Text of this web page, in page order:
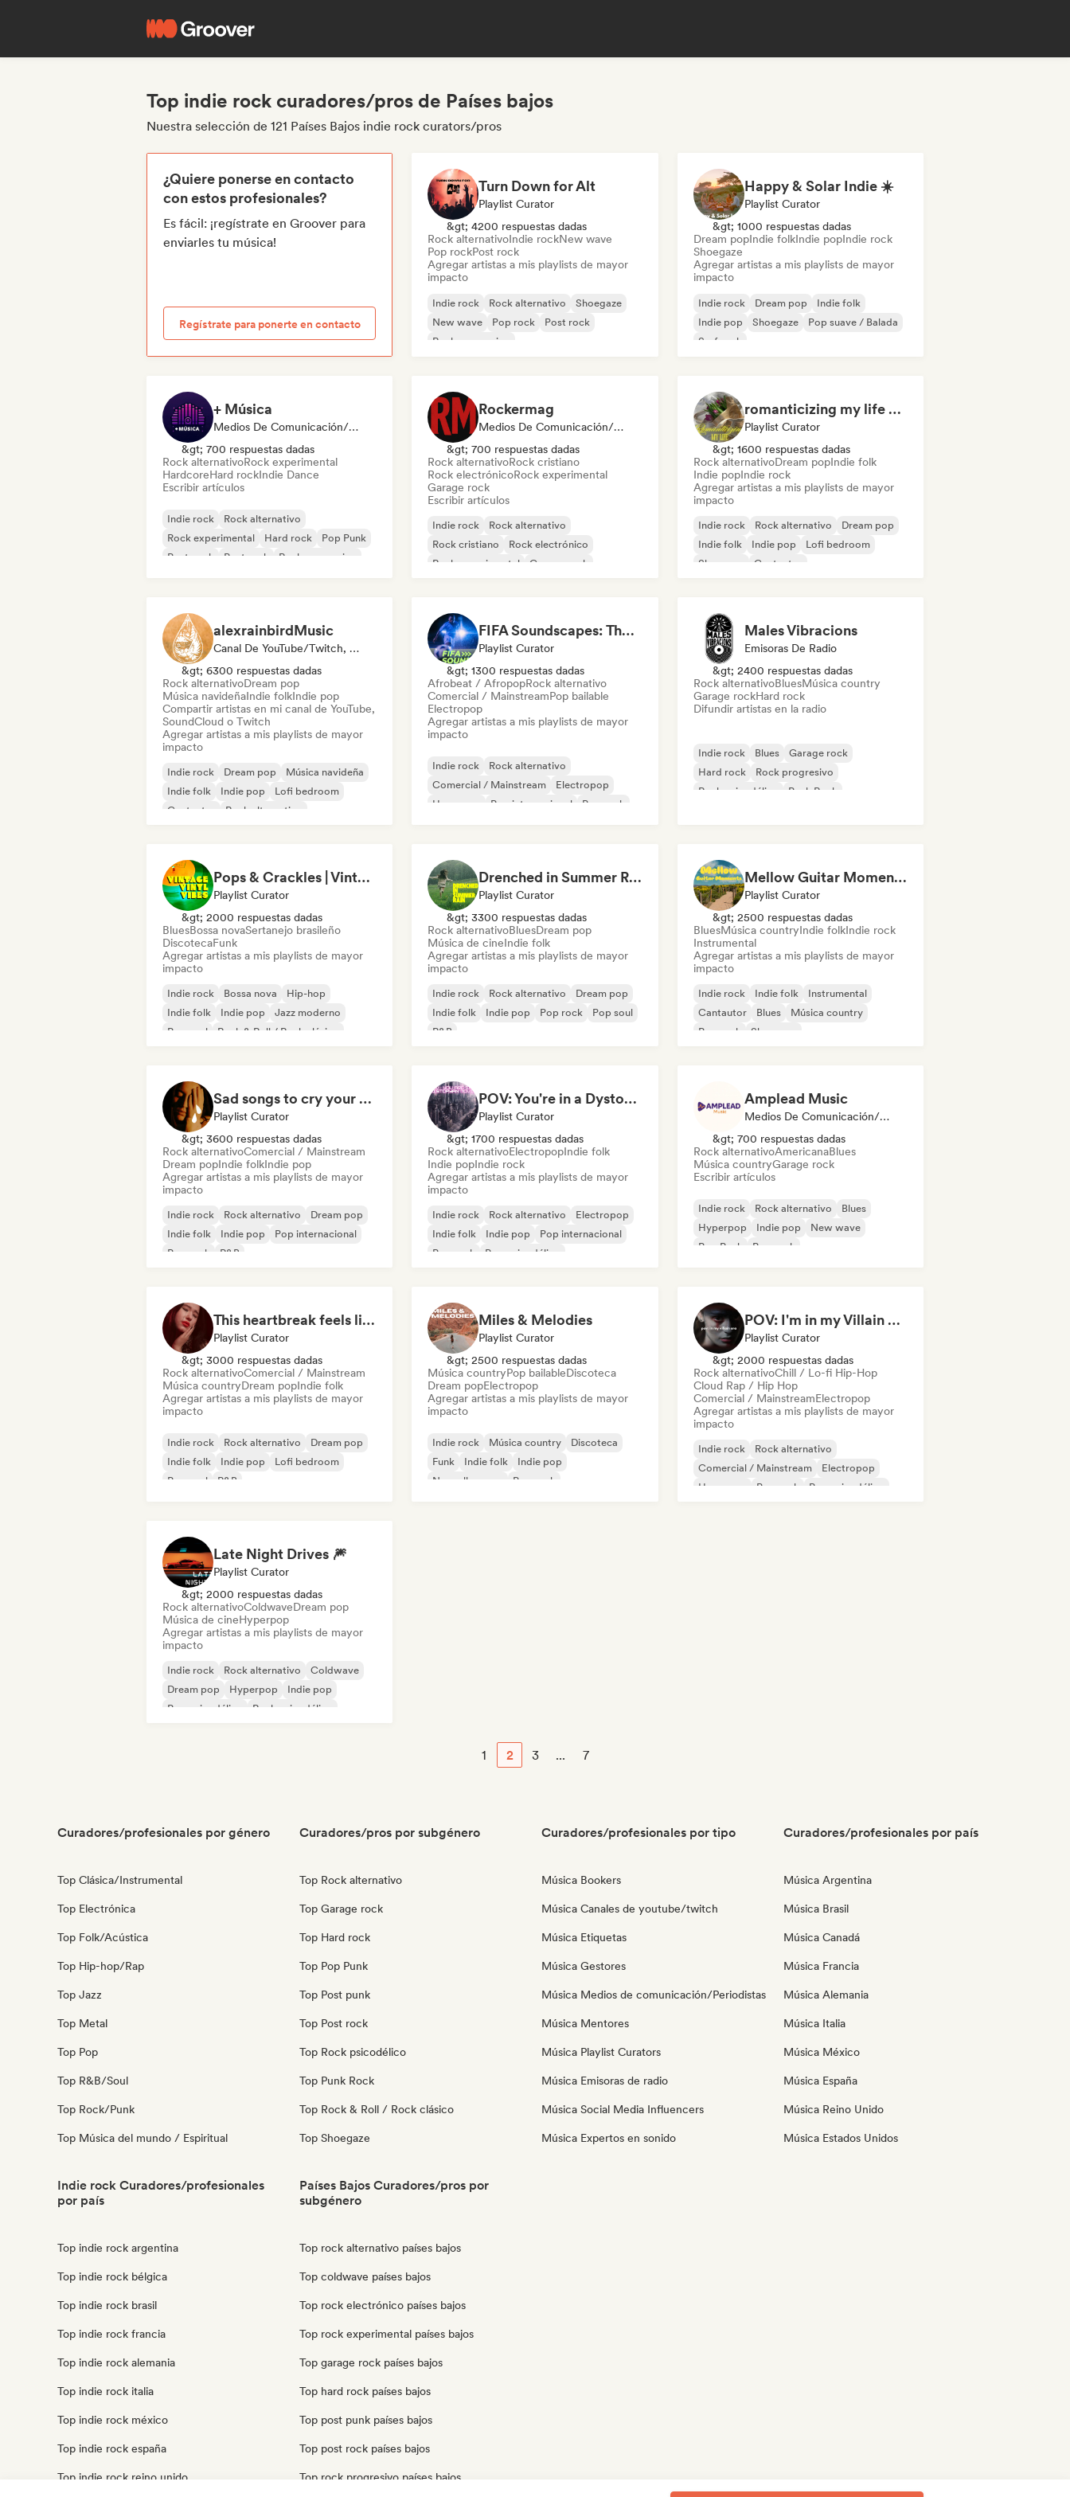
Top indie rock curadores/pros de Países bajos
Nuestra selección de 121 Países Bajos indie rock curators/pros
¿Quiere ponerse en contacto
con estos profesionales?
Es fácil: ¡regístrate en Groover para
enviarles tu música!
Regístrate para ponerte en contacto
Turn Down for Alt
Playlist Curator
&gt; 4200 respuestas dadas
Rock alternativoIndie rockNew wave
Pop rockPost rock
Agregar artistas a mis playlists de mayor
impacto
Indie rock Rock alternativo
Shoegaze
New wave
Pop rock
Post rock
Rock progresivo
Happy & Solar Indie ☀️
Playlist Curator
&gt; 1000 respuestas dadas
Dream popIndie folkIndie popIndie rock
Shoegaze
Agregar artistas a mis playlists de mayor
impacto
Indie rock Dream pop
Indie folk
Indie pop
Shoegaze
Pop suave / Balada
Surf rock
+ Música
Medios De Comunicación/Periodista
&gt; 700 respuestas dadas
Rock alternativoRock experimental
HardcoreHard rockIndie Dance
Escribir artículos
Indie rock
Rock alternativo
Rock experimental
Hard rock
Pop Punk
Post punk
Post rock Rock progresivo
Rockermag
Medios De Comunicación/Periodista
&gt; 700 respuestas dadas
Rock alternativoRock cristiano
Rock electrónicoRock experimental
Garage rock
Escribir artículos
Indie rock
Rock alternativo
Rock cristiano
Rock electrónico
Rock experimental
Garage rock
romanticizing my life 💌🧚‍♀️💗🌨
Playlist Curator
&gt; 1600 respuestas dadas
Rock alternativoDream popIndie folk
Indie popIndie rock
Agregar artistas a mis playlists de mayor
impacto
Indie rock Rock alternativo
Dream pop
Indie folk
Indie pop
Lofi bedroom
Shoegaze
Cantautor
alexrainbirdMusic
Canal De YouTube/Twitch, Playlist Curator
&gt; 6300 respuestas dadas
Rock alternativoDream pop
Música navideñaIndie folkIndie pop
Compartir artistas en mi canal de YouTube,
SoundCloud o Twitch
Agregar artistas a mis playlists de mayor
impacto
Indie rock Dream pop
Música navideña
Indie folk
Indie pop
Lofi bedroom
Cantautor
Rock alternativo
FIFA Soundscapes: The Ultimate Soundtrack ⚽️ Festival Indie, Electropop & Dance Anthems
Playlist Curator
&gt; 1300 respuestas dadas
Afrobeat / AfropopRock alternativo
Comercial / MainstreamPop bailable
Electropop
Agregar artistas a mis playlists de mayor
impacto
Indie rock
Rock alternativo
Comercial / Mainstream
Electropop
Hyperpop
Pop internacional
Pop rock
Males Vibracions
Emisoras De Radio
&gt; 2400 respuestas dadas
Rock alternativoBluesMúsica country
Garage rockHard rock
Difundir artistas en la radio
Indie rock Blues
Garage rock
Hard rock
Rock progresivo
Rock psicodélico
Punk Rock
Pops & Crackles | Vintage Vinyl Vibes
Playlist Curator
&gt; 2000 respuestas dadas
BluesBossa novaSertanejo brasileño
DiscotecaFunk
Agregar artistas a mis playlists de mayor
impacto
Indie rock Bossa nova
Hip-hop
Indie folk
Indie pop
Jazz moderno
Pop soul
Rock & Roll / Rock clásico
Drenched in Summer Rain 🌧️🌴
Playlist Curator
&gt; 3300 respuestas dadas
Rock alternativoBluesDream pop
Música de cineIndie folk
Agregar artistas a mis playlists de mayor
impacto
Indie rock Rock alternativo
Dream pop
Indie folk
Indie pop Pop rock
Pop soul
R&B
Mellow Guitar Moments 🎸 Acoustic Indie Folk & Singer-Songwriter
Playlist Curator
&gt; 2500 respuestas dadas
BluesMúsica countryIndie folkIndie rock
Instrumental
Agregar artistas a mis playlists de mayor
impacto
Indie rock Indie folk
Instrumental
Cantautor
Blues
Música country
Pop rock
Shoegaze
Sad songs to cry your eyes out
Playlist Curator
&gt; 3600 respuestas dadas
Rock alternativoComercial / Mainstream
Dream popIndie folkIndie pop
Agregar artistas a mis playlists de mayor
impacto
Indie rock Rock alternativo
Dream pop
Indie folk
Indie pop
Pop internacional
Pop rock
R&B
POV: You're in a Dystopian Movie
Playlist Curator
&gt; 1700 respuestas dadas
Rock alternativoElectropopIndie folk
Indie popIndie rock
Agregar artistas a mis playlists de mayor
impacto
Indie rock Rock alternativo
Electropop
Indie folk
Indie pop
Pop internacional
Pop rock
Pop psicodélico
Amplead Music
Medios De Comunicación/Periodista
&gt; 700 respuestas dadas
Rock alternativoAmericanaBlues
Música countryGarage rock
Escribir artículos
Indie rock Rock alternativo
Blues
Hyperpop
Indie pop
New wave
Pop Punk
Pop rock
This heartbreak feels like the end of the world
Playlist Curator
&gt; 3000 respuestas dadas
Rock alternativoComercial / Mainstream
Música countryDream popIndie folk
Agregar artistas a mis playlists de mayor
impacto
Indie rock Rock alternativo
Dream pop
Indie folk
Indie pop
Lofi bedroom
Pop soul
R&B
Miles & Melodies
Playlist Curator
&gt; 2500 respuestas dadas
Música countryPop bailableDiscoteca
Dream popElectropop
Agregar artistas a mis playlists de mayor
impacto
Indie rock Música country
Discoteca
Funk
Indie folk
Indie pop
Nouvelle scene
Pop rock
POV: I'm in my Villain Era
Playlist Curator
&gt; 2000 respuestas dadas
Rock alternativoChill / Lo-fi Hip-Hop
Cloud Rap / Hip Hop
Comercial / MainstreamElectropop
Agregar artistas a mis playlists de mayor
impacto
Indie rock
Rock alternativo
Comercial / Mainstream
Electropop
Hyperpop
Pop rock
Pop psicodélico
Late Night Drives 🎆
Playlist Curator
&gt; 2000 respuestas dadas
Rock alternativoColdwaveDream pop
Música de cineHyperpop
Agregar artistas a mis playlists de mayor
impacto
Indie rock Rock alternativo
Coldwave
Dream pop
Hyperpop
Indie pop
Pop psicodélico
Rock psicodélico
1 2 3 ... 7
Curadores/profesionales por género
Top Clásica/Instrumental
Top Electrónica
Top Folk/Acústica
Top Hip-hop/Rap
Top Jazz
Top Metal
Top Pop
Top R&B/Soul
Top Rock/Punk
Top Música del mundo / Espiritual
Curadores/pros por subgénero
Top Rock alternativo
Top Garage rock
Top Hard rock
Top Pop Punk
Top Post punk
Top Post rock
Top Rock psicodélico
Top Punk Rock
Top Rock & Roll / Rock clásico
Top Shoegaze
Curadores/profesionales por tipo
Música Bookers
Música Canales de youtube/twitch
Música Etiquetas
Música Gestores
Música Medios de comunicación/Periodistas
Música Mentores
Música Playlist Curators
Música Emisoras de radio
Música Social Media Influencers
Música Expertos en sonido
Curadores/profesionales por país
Música Argentina
Música Brasil
Música Canadá
Música Francia
Música Alemania
Música Italia
Música México
Música España
Música Reino Unido
Música Estados Unidos
Indie rock Curadores/profesionales
por país
Top indie rock argentina
Top indie rock bélgica
Top indie rock brasil
Top indie rock francia
Top indie rock alemania
Top indie rock italia
Top indie rock méxico
Top indie rock españa
Top indie rock reino unido
Países Bajos Curadores/pros por
subgénero
Top rock alternativo países bajos
Top coldwave países bajos
Top rock electrónico países bajos
Top rock experimental países bajos
Top garage rock países bajos
Top hard rock países bajos
Top post punk países bajos
Top post rock países bajos
Top rock progresivo países bajos